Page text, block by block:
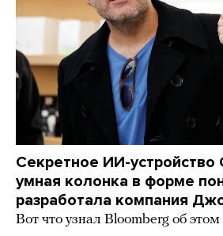
Секретное ИИ-устройство
умная колонка в форме
разработала компания
Вот что узнал Bloomberg об этом